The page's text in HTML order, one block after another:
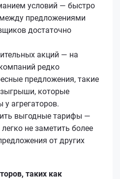
условий — быстро
предложениями
достаточно
акций — на
редко
предложения, такие
которые
у агрегаторов.
выгодные тарифы —
не заметить более
от других
таких как